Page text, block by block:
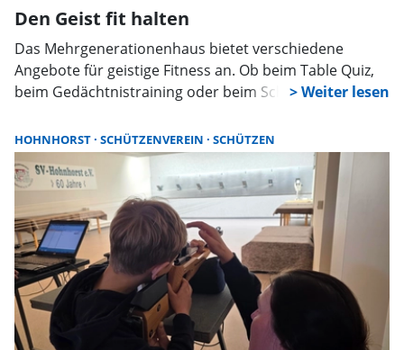
Den Geist fit halten
Das Mehrgenerationenhaus bietet verschiedene
Angebote für geistige Fitness an. Ob beim Table Quiz,
beim Gedächtnistraining oder beim Schach –
Abwechslung, Spaß und neue Begegnungen.
HOHNHORST SCHÜTZENVEREIN SCHÜTZEN